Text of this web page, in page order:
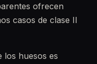
ofrecen
casos de clase II
los huesos es